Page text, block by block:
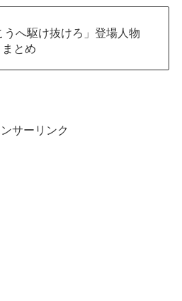
うへ駆け抜けろ」登場人物
とめ
サーリンク